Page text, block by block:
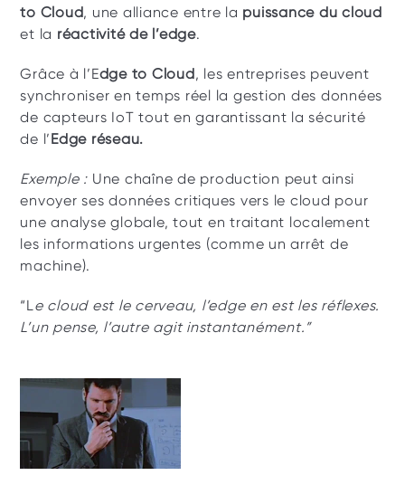
to Cloud, une alliance entre la puissance du cloud
et la réactivité de l’edge.
Grâce à l’Edge to Cloud, les entreprises peuvent
synchroniser en temps réel la gestion des données
de capteurs IoT tout en garantissant la sécurité
de l’Edge réseau.
Exemple : Une chaîne de production peut ainsi
envoyer ses données critiques vers le cloud pour
une analyse globale, tout en traitant localement
les informations urgentes (comme un arrêt de
machine).
“Le cloud est le cerveau, l’edge en est les réflexes.
L’un pense, l’autre agit instantanément.”